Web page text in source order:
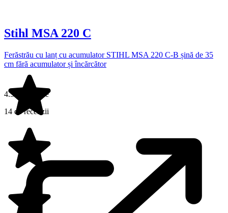
Stihl MSA 220 C
Ferăstrău cu lanț cu acumulator STIHL MSA 220 C-B șină de 35
cm fără acumulator și încărcător
4.5 din 5 stele
14 de recenzii